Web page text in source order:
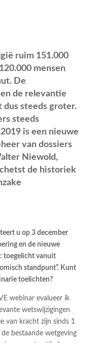
ruim 151.000
mensen
De
de relevantie
steeds groter.
steeds
is een nieuwe
van dossiers
Niewold,
de historiek
u op 3 december
en de nieuwe
toegelicht vanuit
standpunt”. Kunt
toelichten?
webinar evalueer ik
wetswijzigingen
van kracht zijn sinds 1
bestaande wetgeving